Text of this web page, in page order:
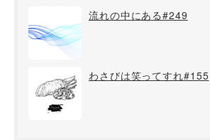
流れの中にある#249
わさびは笑ってすれ#155